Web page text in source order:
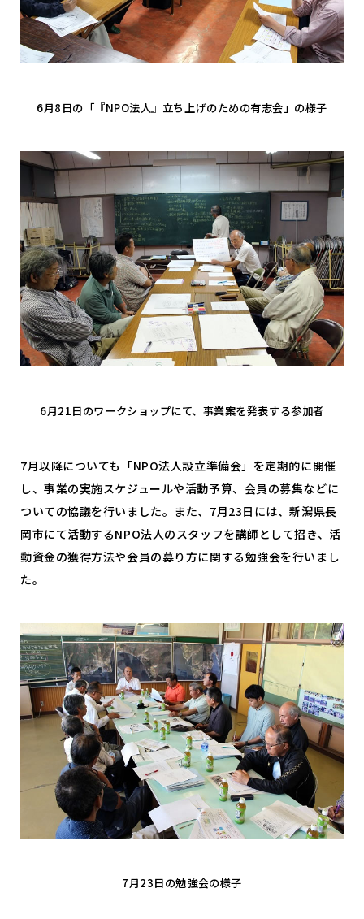
6月8日の「『NPO法人』立ち上げのための有志会」の様子
6月21日のワークショップにて、事業案を発表する参加者
7月以降についても「NPO法人設立準備会」を定期的に開催
し、事業の実施スケジュールや活動予算、会員の募集などに
ついての協議を行いました。また、7月23日には、新潟県長
岡市にて活動するNPO法人のスタッフを講師として招き、活
動資金の獲得方法や会員の募り方に関する勉強会を行いまし
た。
7月23日の勉強会の様子